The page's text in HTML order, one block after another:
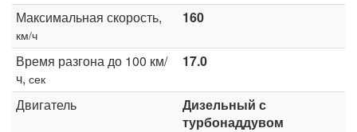
Максимальная скорость,
км/ч
160
Время разгона до 100 км/
ч, сек
17.0
Двигатель
Дизельный с
турбонаддувом